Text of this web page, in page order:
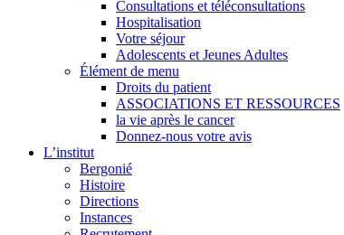
Consultations et téléconsultations
Hospitalisation
Votre séjour
Adolescents et Jeunes Adultes
Élément de menu
Droits du patient
ASSOCIATIONS ET RESSOURCES
la vie après le cancer
Donnez-nous votre avis
L’institut
Bergonié
Histoire
Directions
Instances